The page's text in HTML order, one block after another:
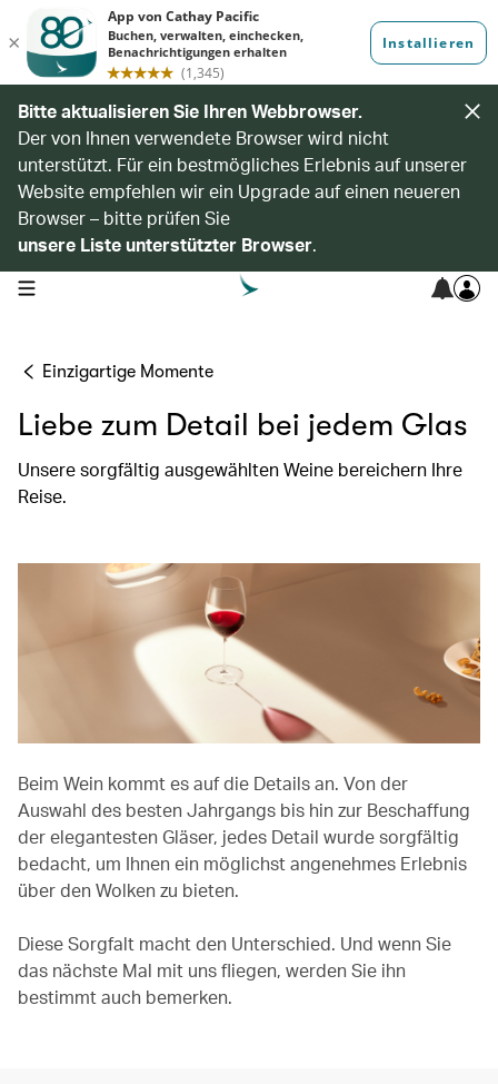
Bitte aktualisieren Sie Ihren Webbrowser.
Der von Ihnen verwendete Browser wird nicht
unterstützt. Für ein bestmögliches Erlebnis auf unserer
Website empfehlen wir ein Upgrade auf einen neueren
Browser – bitte prüfen Sie
unsere Liste unterstützter Browser.
open navigation menu
Einzigartige Momente
Liebe zum Detail bei jedem Glas
Unsere sorgfältig ausgewählten Weine bereichern Ihre
Reise.
Beim Wein kommt es auf die Details an. Von der
Auswahl des besten Jahrgangs bis hin zur Beschaffung
der elegantesten Gläser, jedes Detail wurde sorgfältig
bedacht, um Ihnen ein möglichst angenehmes Erlebnis
über den Wolken zu bieten.
Diese Sorgfalt macht den Unterschied. Und wenn Sie
das nächste Mal mit uns fliegen, werden Sie ihn
bestimmt auch bemerken.